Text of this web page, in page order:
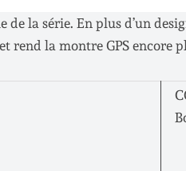
la série. En plus d’un
rend la montre GPS